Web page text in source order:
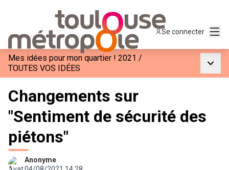
Se connecter
Mes idées pour mon quartier ! 2021 /
TOUTES VOS IDÉES
Changements sur
"Sentiment de sécurité des
piétons"
Anonyme